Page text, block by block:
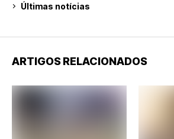
Últimas notícias
ARTIGOS RELACIONADOS